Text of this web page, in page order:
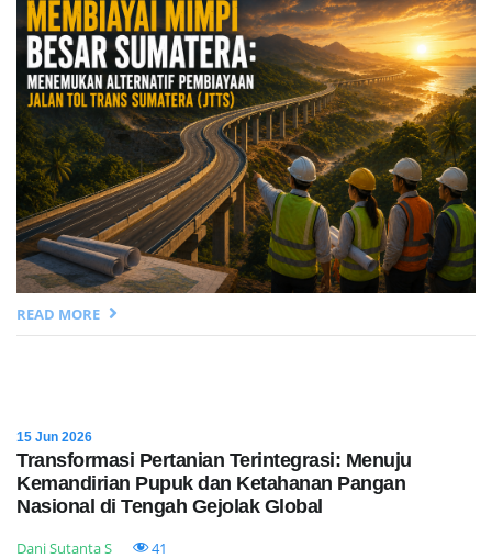
READ MORE
15 Jun 2026
Transformasi Pertanian Terintegrasi: Menuju
Kemandirian Pupuk dan Ketahanan Pangan
Nasional di Tengah Gejolak Global
Dani Sutanta S 41